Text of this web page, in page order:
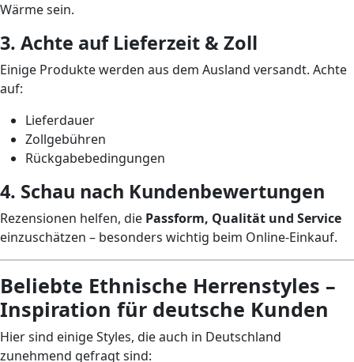
Wärme sein.
3. Achte auf Lieferzeit & Zoll
Einige Produkte werden aus dem Ausland versandt. Achte
auf:
Lieferdauer
Zollgebühren
Rückgabebedingungen
4. Schau nach Kundenbewertungen
Rezensionen helfen, die Passform, Qualität und Service
einzuschätzen – besonders wichtig beim Online-Einkauf.
Beliebte Ethnische Herrenstyles –
Inspiration für deutsche Kunden
Hier sind einige Styles, die auch in Deutschland
zunehmend gefragt sind: